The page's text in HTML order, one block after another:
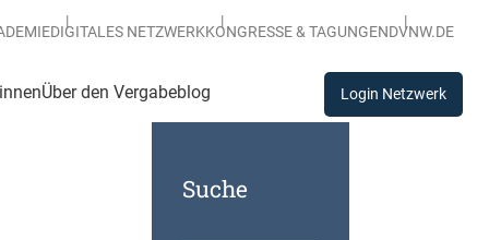
DIGITALES NETZWERKKONGRESSE & TAGUNGENDVNW.DE
Über den Vergabeblog Login Netzwerk
Suche